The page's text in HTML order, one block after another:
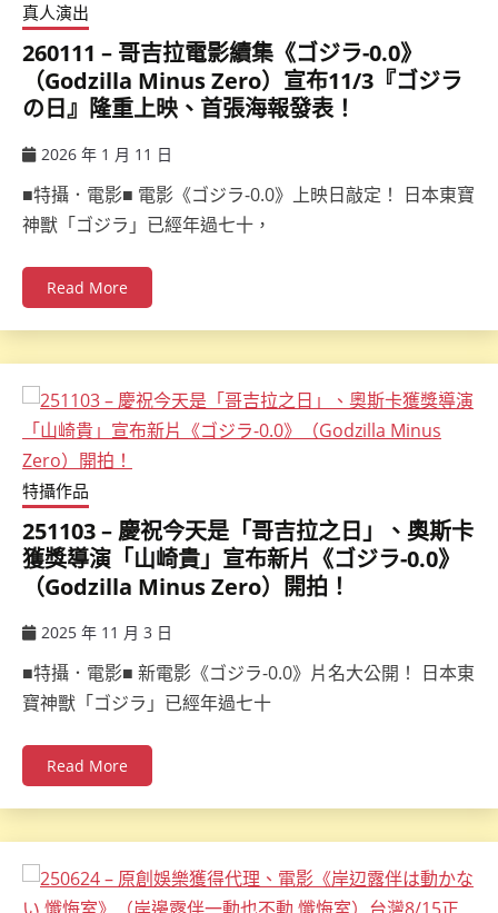
真人演出
260111 – 哥吉拉電影續集《ゴジラ-0.0》
（Godzilla Minus Zero）宣布11/3『ゴジラ
の日』隆重上映、首張海報發表！
2026 年 1 月 11 日
■特攝．電影■ 電影《ゴジラ-0.0》上映日敲定！ 日本東寶
神獸「ゴジラ」已經年過七十，
Read More
特攝作品
251103 – 慶祝今天是「哥吉拉之日」、奧斯卡
獲獎導演「山崎貴」宣布新片《ゴジラ-0.0》
（Godzilla Minus Zero）開拍！
2025 年 11 月 3 日
■特攝．電影■ 新電影《ゴジラ-0.0》片名大公開！ 日本東
寶神獸「ゴジラ」已經年過七十
Read More